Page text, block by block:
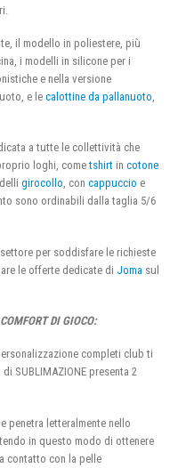
il modello in poliestere, più
i modelli in silicone per i
e nella versione
e le calottine da pallanuoto,
a tutte le collettività che
loghi, cometshirt in cotone
girocollo, con cappuccio e
sono ordinabili dalla taglia 5/6
per soddisfare le richieste
le offerte dedicate di Joma sul
DI GIOCO:
completi club ti
SUBLIMAZIONE presenta 2
penetra letteralmente nello
in questo modo di ottenere
contatto con la pelle